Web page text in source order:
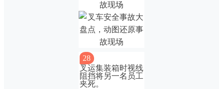
28
叉运集装箱时视线
阻挡将另一名员工
夹死。